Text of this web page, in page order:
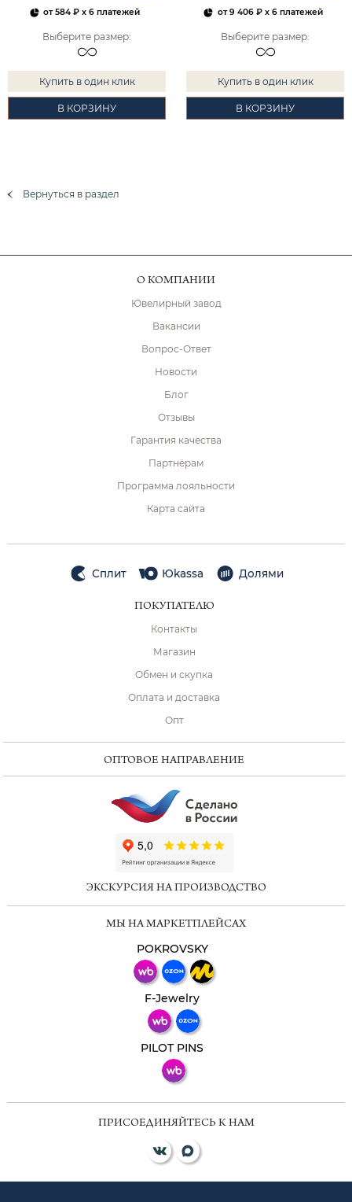
от584 ₽ x 6 платежей
Выберите размер:
Купить в один клик
В КОРЗИНУ
от9 406 ₽x 6 платежей
Выберите размер:
Купить в один клик
В КОРЗИНУ
Вернуться в раздел
О КОМПАНИИ
Ювелирный завод
Вакансии
Вопрос-Ответ
Новости
Блог
Отзывы
Гарантия качества
Партнёрам
Программа лояльности
Карта сайта
Сплит Юkassa Долями
ПОКУПАТЕЛЮ
Контакты
Магазин
Обмен и скупка
Оплата и доставка
Опт
ОПТОВОЕ НАПРАВЛЕНИЕ
ЭКСКУРСИЯ НА ПРОИЗВОДСТВО
МЫ НА МАРКЕТПЛЕЙСАХ
POKROVSKY
F-Jewelry
PILOT PINS
ПРИСОЕДИНЯЙТЕСЬ К НАМ